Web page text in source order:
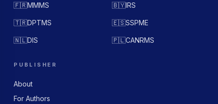
🇫🇷MMMS 🇧🇾IRS
🇹🇷DPTMS 🇪🇸SSPME
🇳🇱DIS 🇵🇱CANRMS
PUBLISHER
About
For Authors